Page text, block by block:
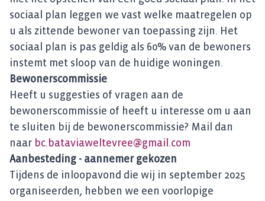
sociaal plan leggen we vast welke maatregelen op
u als zittende bewoner van toepassing zijn. Het
sociaal plan is pas geldig als 60% van de bewoners
instemt met sloop van de huidige woningen.
Bewonerscommissie
Heeft u suggesties of vragen aan de
bewonerscommissie of heeft u interesse om u aan
te sluiten bij de bewonerscommissie? Mail dan
naar bc.bataviaweltevree@gmail.com
Aanbesteding - aannemer gekozen
Tijdens de inloopavond die wij in september 2025
organiseerden, hebben we een voorlopige